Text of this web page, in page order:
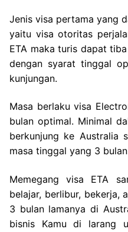
Jenis visa pertama yang
yaitu visa otoritas
ETA maka turis dapat
dengan syarat tinggal
kunjungan.
Masa berlaku visa
bulan optimal. Minimal
berkunjung ke Australia
masa tinggal yang 3
Memegang visa ETA
belajar, berlibur, bekerja,
3 bulan lamanya di
bisnis Kamu di larang